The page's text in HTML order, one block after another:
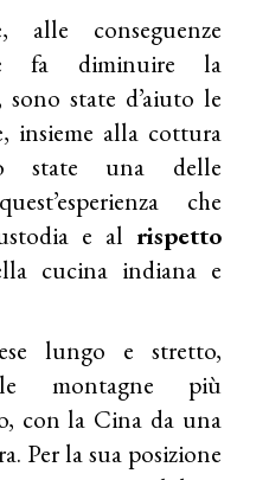
alle conseguenze
fa diminuire la
state d’aiuto le
insieme alla cottura
state una delle
che
e al rispetto
cucina indiana e
lungo e stretto,
montagne più
con la Cina da una
Per la sua posizione